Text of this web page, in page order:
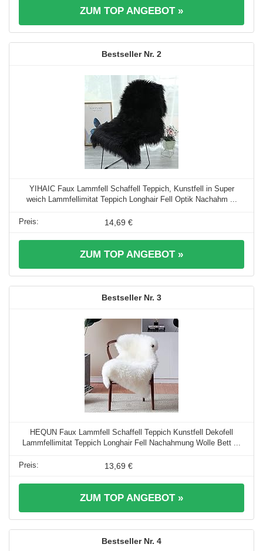
ZUM TOP ANGEBOT »
2
YIHAIC Faux Lammfell Schaffell Teppich, Kunstfell in Super
weich Lammfellimitat Teppich Longhair Fell Optik Nachahm ...
14,69 €
ZUM TOP ANGEBOT »
3
HEQUN Faux Lammfell Schaffell Teppich Kunstfell Dekofell
Lammfellimitat Teppich Longhair Fell Nachahmung Wolle Bett ...
13,69 €
ZUM TOP ANGEBOT »
4